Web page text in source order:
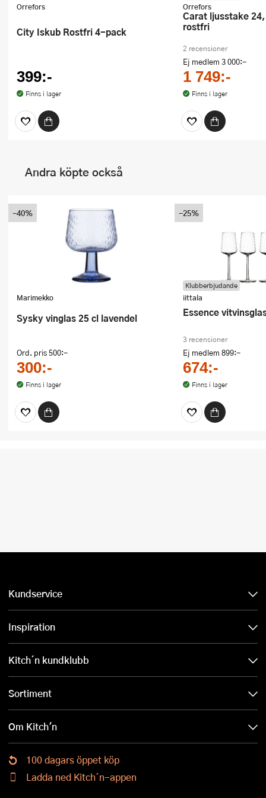
Orrefors
City Iskub Rostfri 4-pack
399:-
Finns i lager
Orrefors
Carat ljusstake 24,2 cm 2-pack
rostfri
2 recensioner
Ej medlem 3 000:-
1 749:-
Finns i lager
Andra köpte också
Marimekko
Sysky vinglas 25 cl lavendel
Ord. pris500:-
300:-
Finns i lager
-40%
Klubberbjudande
iittala
Essence
3 recensioner
Ej medlem 899:-
674:-
Finns i lager
-25%
Kundservice
Inspiration
Kitch´n kundklubb
Sortiment
Om Kitch'n
100 dagars öppet köp
Ladda ned Kitch´n-appen